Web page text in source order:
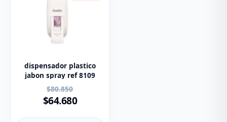
dispensador plastico
jabon spray ref 8109
$80.850
$64.680